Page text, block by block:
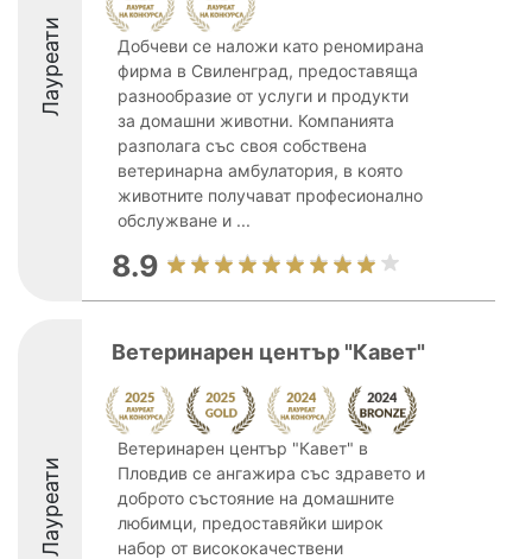
Лауреати
Добчеви се наложи като реномирана
фирма в Свиленград, предоставяща
разнообразие от услуги и продукти
за домашни животни. Компанията
разполага със своя собствена
ветеринарна амбулатория, в която
животните получават професионално
обслужване и ...
8.9
Лауреати
Ветеринарен център "Кавет"
Ветеринарен център "Кавет" в
Пловдив се ангажира със здравето и
доброто състояние на домашните
любимци, предоставяйки широк
набор от висококачествени